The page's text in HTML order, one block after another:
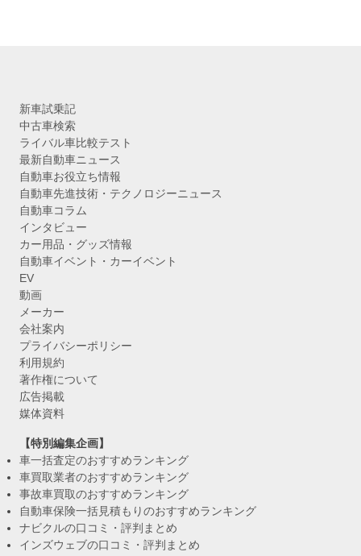
新車試乗記
中古車検索
ライバル車比較テスト
最新自動車ニュース
自動車お役立ち情報
自動車先進技術・テクノロジーニュース
自動車コラム
インタビュー
カー用品・グッズ情報
自動車イベント・カーイベント
EV
動画
メーカー
会社案内
プライバシーポリシー
利用規約
著作権について
広告掲載
媒体資料
【特別編集企画】
車一括査定のおすすめランキング
車買取業者のおすすめランキング
事故車買取のおすすめランキング
自動車保険一括見積もりのおすすめランキング
ナビクルの口コミ・評判まとめ
インズウェブの口コミ・評判まとめ